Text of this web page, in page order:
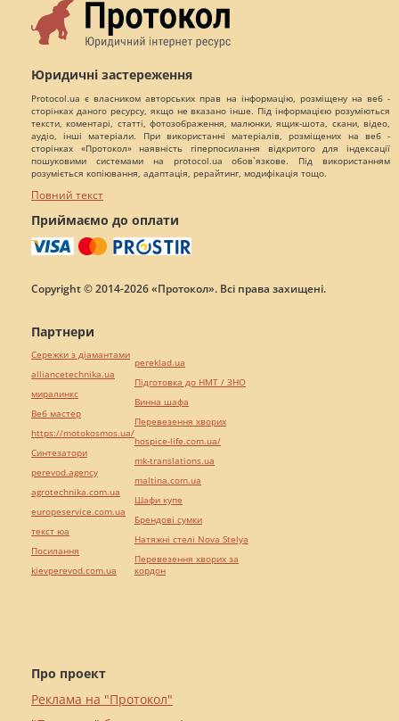
Юридичні застереження
Protocol.ua є власником авторських прав на інформацію, розміщену на веб -
сторінках даного ресурсу, якщо не вказано інше. Під інформацією розуміються
тексти, коментарі, статті, фотозображення, малюнки, ящик-шота, скани, відео,
аудіо, інші матеріали. При використанні матеріалів, розміщених на веб -
сторінках «Протокол» наявність гіперпосилання відкритого для індексації
пошуковими системами на protocol.ua обов`язкове. Під використанням
розуміється копіювання, адаптація, рерайтинг, модифікація тощо.
Повний текст
Приймаємо до оплати
Copyright © 2014-2026 «Протокол». Всі права захищені.
Про проект
Реклама на "Протокол"
Партнери
Сережки з діамантами
alliancetechnika.ua
миралинкс
Веб мастер
https://motokosmos.ua/
Синтезатори
perevod.agency
agrotechnika.com.ua
europeservice.com.ua
текст юа
Посилання
kievperevod.com.ua
pereklad.ua
Підготовка до НМТ / ЗНО
Винна шафа
Перевезення хворих
hospice-life.com.ua/
mk-translations.ua
maltina.com.ua
Шафи купе
Брендові сумки
Натяжні стелі Nova Stelya
Перевезення хворих за
кордон